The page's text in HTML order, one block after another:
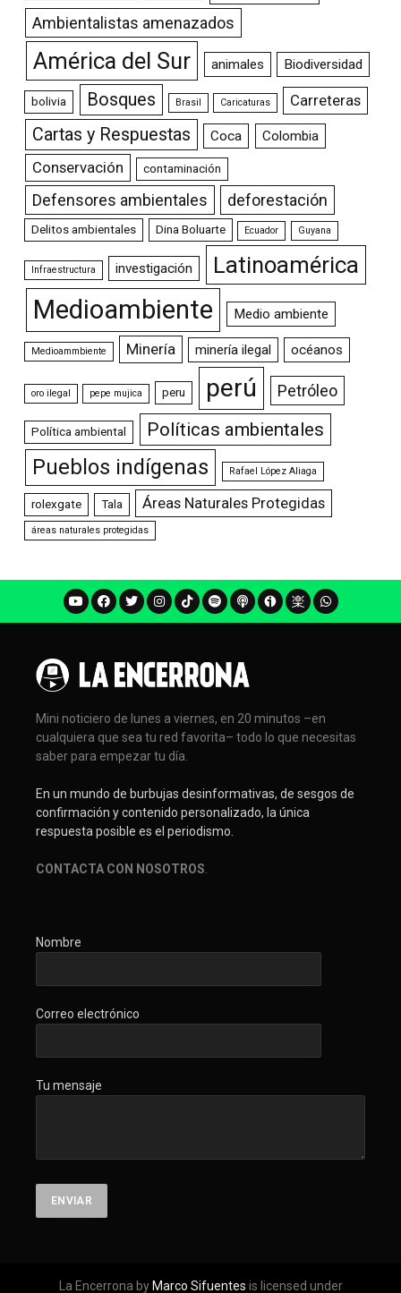
Ambientalistas amenazados
América del Sur animales Biodiversidad
bolivia Bosques Brasil Caricaturas Carreteras
Cartas y Respuestas Coca Colombia
Conservación contaminación
Defensores ambientales deforestación
Delitos ambientales Dina Boluarte Ecuador Guyana
Infraestructura investigación Latinoamérica
Medioambiente Medio ambiente
Medioammbiente Minería minería ilegal océanos
oro ilegal pepe mujica peru perú Petróleo
Política ambiental Políticas ambientales
Pueblos indígenas Rafael López Aliaga
rolexgate Tala Áreas Naturales Protegidas
áreas naturales protegidas
Mini noticiero de lunes a viernes, en 20 minutos –en
cualquiera que sea tu red favorita– todo lo que necesitas
saber para empezar tu día.
En un mundo de burbujas desinformativas, de sesgos de
confirmación y contenido personalizado, la única
respuesta posible es el periodismo.
CONTACTA CON NOSOTROS
Nombre
Correo electrónico
Tu mensaje
La Encerrona by Marco Sifuentes is licensed under